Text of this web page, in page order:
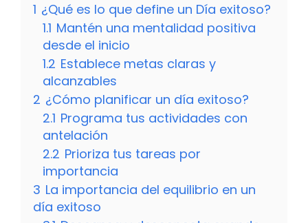
1 ¿Qué es lo que define un Día exitoso?
1.1 Mantén una mentalidad positiva
desde el inicio
1.2 Establece metas claras y
alcanzables
2 ¿Cómo planificar un día exitoso?
2.1 Programa tus actividades con
antelación
2.2 Prioriza tus tareas por
importancia
3 La importancia del equilibrio en un
día exitoso